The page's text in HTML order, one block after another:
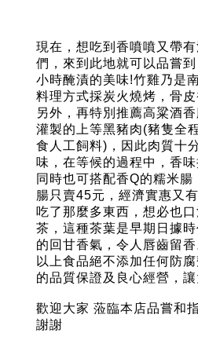
現在，想吃到香噴噴又帶
們，來到此地就可以品嘗
小時醃漬的美味!竹雞乃是
料理方式採炭火燒烤，骨
另外，再特別推薦高粱酒
灌製的上等黑豬肉(豬隻全
食人工飼料)，因此肉質十
味，在等候的過程中，香
同時也可搭配香Q的糯米
腸只賣45元，經濟實惠又
吃了那麼多東西，想必也
茶，這種茶葉是早期日據
的回甘香氣，令人唇齒留
以上食品絕不添加任何防
的品質保證及良心經營，
歡迎大家 蒞臨本店品嘗和
謝謝